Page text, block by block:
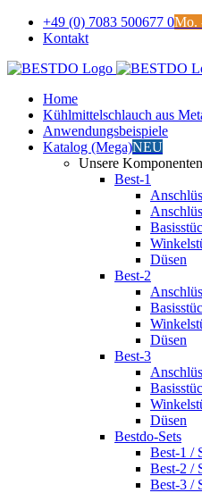
Zum
Inhalt
+49 (0) 7083 500677 0Mo.
Kontakt
Home
Kühlmittelschlauch aus
Anwendungsbeispiele
Katalog (Mega)NEU
Unsere Komponenten
Best-1
Düsen
Best-2
Düsen
Best-3
Düsen
Bestdo-Sets
Best-1 /
Best-2 /
Best-3 /